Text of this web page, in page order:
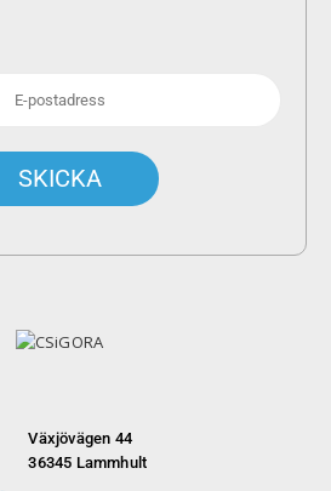
Växjövägen 44
36345 Lammhult